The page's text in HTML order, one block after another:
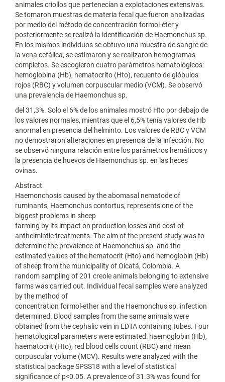
animales criollos que pertenecían a explotaciones extensivas.
Se tomaron muestras de materia fecal que fueron analizadas
por medio del método de concentración formol-éter y
posteriormente se realizó la identificación de Haemonchus sp.
En los mismos individuos se obtuvo una muestra de sangre de
la vena cefálica, se estimaron y se realizaron hemogramas
completos. Se escogieron cuatro parámetros hematológicos:
hemoglobina (Hb), hematocrito (Hto), recuento de glóbulos
rojos (RBC) y volumen corpuscular medio (VCM). Se observó
una prevalencia de Haemonchus sp.
del 31,3%. Solo el 6% de los animales mostró Hto por debajo de
los valores normales, mientras que el 6,5% tenía valores de Hb
anormal en presencia del helminto. Los valores de RBC y VCM
no demostraron alteraciones en presencia de la infección. No
se observó ninguna relación entre los parámetros hemáticos y
la presencia de huevos de Haemonchus sp. en las heces
ovinas.
Abstract
Haemonchosis caused by the abomasal nematode of
ruminants, Haemonchus contortus, represents one of the
biggest problems in sheep
farming by its impact on production losses and cost of
anthelmintic treatments. The aim of the present study was to
determine the prevalence of Haemonchus sp. and the
estimated values of the hematocrit (Hto) and hemoglobin (Hb)
of sheep from the municipality of Oicatá, Colombia. A
random sampling of 201 creole animals belonging to extensive
farms was carried out. Individual fecal samples were analyzed
by the method of
concentration formol-ether and the Haemonchus sp. infection
determined. Blood samples from the same animals were
obtained from the cephalic vein in EDTA containing tubes. Four
hematological parameters were estimated: haemoglobin (Hb),
haematocrit (Hto), red blood cells count (RBC) and mean
corpuscular volume (MCV). Results were analyzed with the
statistical package SPSS18 with a level of statistical
significance of p<0.05. A prevalence of 31.3% was found for